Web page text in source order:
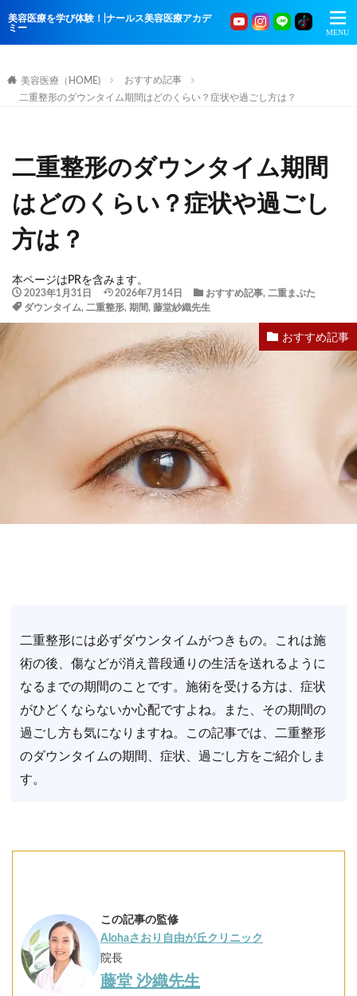
美容医療を学び体験！|ナールス美容医療アカデ
ミー
美容医療（HOME)
おすすめ記事
二重整形のダウンタイム期間はどのくらい？症状や過ごし方は？
二重整形のダウンタイム期間
はどのくらい？症状や過ごし
方は？
本ページはPRを含みます。
2023年1月31日 2026年7月14日 おすすめ記事, 二重まぶた
ダウンタイム, 二重整形, 期間, 藤堂紗織先生
おすすめ記事
二重整形には必ずダウンタイムがつきもの。これは施
術の後、傷などが消え普段通りの生活を送れるように
なるまでの期間のことです。施術を受ける方は、症状
がひどくならないか心配ですよね。また、その期間の
過ごし方も気になりますね。この記事では、二重整形
のダウンタイムの期間、症状、過ごし方をご紹介しま
す。
この記事の監修
Alohaさおり自由が丘クリニック
院長
藤堂 沙織先生